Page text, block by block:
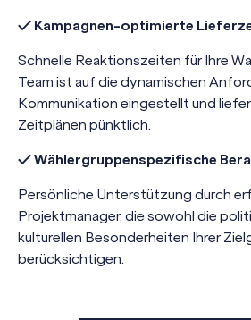
✓ Kampagnen-optimierte
Schnelle Reaktionszeiten für Ihre
Team ist auf die dynamischen
Kommunikation eingestellt und
Zeitplänen pünktlich.
✓ Wählergruppenspezifische
Persönliche Unterstützung durch
Projektmanager, die sowohl die
kulturellen Besonderheiten Ihrer
berücksichtigen.